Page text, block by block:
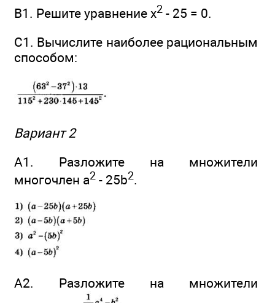
B1. Решите уравнение x2 - 25 = 0.
C1. Вычислите наиболее рациональным
способом:
Вариант 2
А1. Разложите на множители
многочлен а2 - 25b2.
А2. Разложите на множители